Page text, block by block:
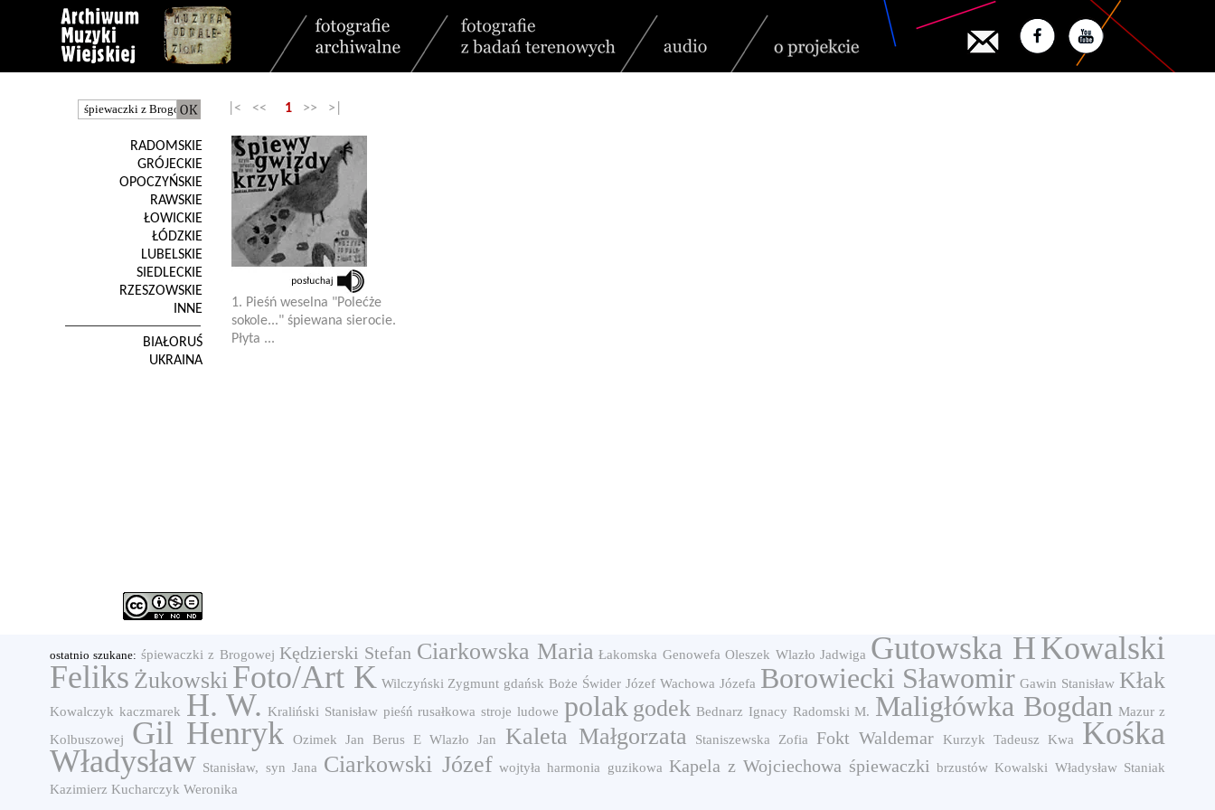
RADOMSKIE
GRÓJECKIE
OPOCZYŃSKIE
RAWSKIE
ŁOWICKIE
ŁÓDZKIE
LUBELSKIE
SIEDLECKIE
RZESZOWSKIE
INNE
BIAŁORUŚ
UKRAINA
|< << 1 >> >|
1. Pieśń weselna "Polećże
sokole..." śpiewana sierocie.
Płyta ...
ostatnio szukane: śpiewaczki z Brogowej Kędzierski Stefan Ciarkowska Maria Łakomska Genowefa Oleszek Wlazło Jadwiga Gutowska HKowalski
Feliks Żukowski Foto/Art K Wilczyński Zygmunt gdańsk Boże Świder Józef Wachowa Józefa Borowiecki Sławomir Gawin Stanisław Kłak
Kowalczyk kaczmarek H. W. Kraliński Stanisław pieśń rusałkowa stroje ludowe polak godek Bednarz Ignacy Radomski M. Maligłówka Bogdan Mazur z
Kolbuszowej
Gil Henryk Ozimek Jan Berus E Wlazło Jan Kaleta Małgorzata Staniszewska Zofia Fokt Waldemar Kurzyk Tadeusz Kwa Kośka
Władysław Stanisław, syn Jana Ciarkowski Józef wojtyła harmonia guzikowa Kapela z Wojciechowa śpiewaczki brzustów Kowalski Władysław Staniak
Kazimierz Kucharczyk Weronika